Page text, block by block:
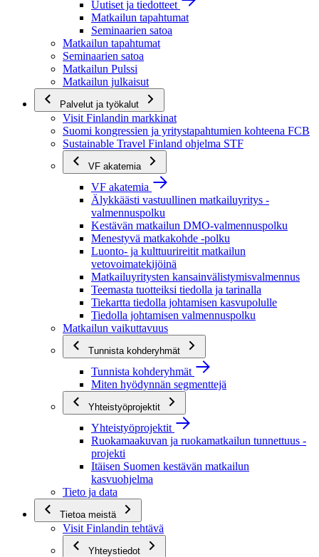
Uutiset ja tiedotteet
Matkailun tapahtumat
Seminaarien satoa
Matkailun tapahtumat
Seminaarien satoa
Matkailun Pulssi
Matkailun julkaisut
Palvelut ja työkalut
Visit Finlandin markkinat
Suomi kongressien ja yritystapahtumien kohteena FCB
Sustainable Travel Finland ohjelma STF
VF akatemia
VF akatemia
Älykkäästi vastuullinen matkailuyritys -
valmennuspolku
Kestävän matkailun DMO-valmennuspolku
Menestyvä matkakohde -polku
Luonto- ja kulttuurireitit matkailun
vetovoimatekijöinä
Matkailuyritysten kansainvälistymisvalmennus
Teemasta tuotteiksi tiedolla ja tarinalla
Tiekartta tiedolla johtamisen kasvupolulle
Tiedolla johtamisen valmennuspolku
Matkailun vaikuttavuus
Tunnista kohderyhmät
Tunnista kohderyhmät
Miten hyödynnän segmenttejä
Yhteistyöprojektit
Yhteistyöprojektit
Ruokamaakuvan ja ruokamatkailun tunnettuus -
projekti
Itäisen Suomen kestävän matkailun
kasvuohjelma
Tieto ja data
Tietoa meistä
Visit Finlandin tehtävä
Yhteystiedot